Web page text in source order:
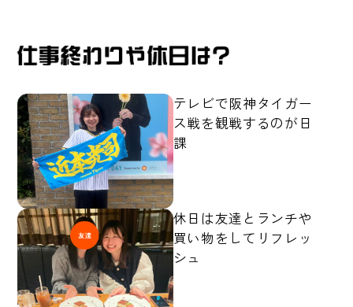
テレビで阪神タイガー
ス戦を観戦するのが日
課
休日は友達とランチや
買い物をしてリフレッ
シュ